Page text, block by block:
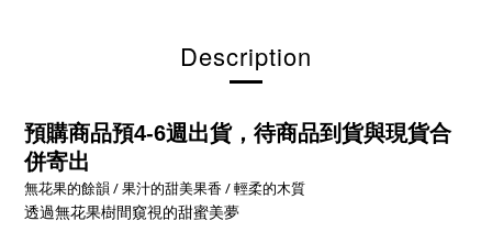
Description
預購商品預4-6週出貨，待商品到貨與現貨合
併寄出
無花果的餘韻 / 果汁的甜美果香 / 輕柔的木質
透過無花果樹間窺視的甜蜜美夢